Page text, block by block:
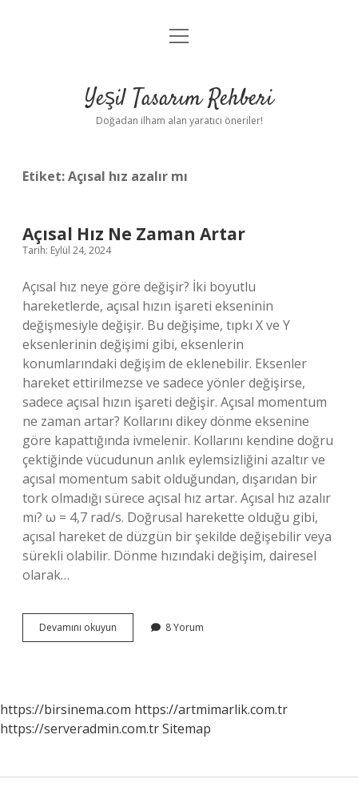
Anasayfa
Yasal Uyarı
menüyü
Yeşil Tasarım Rehberi
Doğadan ilham alan yaratıcı öneriler!
Etiket:Açısal hız azalır mı
Açısal Hız Ne Zaman Artar
Tarih: Eylül 24, 2024
Açısal hız neye göre değişir? İki boyutlu
hareketlerde, açısal hızın işareti ekseninin
değişmesiyle değişir. Bu değişime, tıpkı X ve Y
eksenlerinin değişimi gibi, eksenlerin
konumlarındaki değişim de eklenebilir. Eksenler
hareket ettirilmezse ve sadece yönler değişirse,
sadece açısal hızın işareti değişir. Açısal momentum
ne zaman artar? Kollarını dikey dönme eksenine
göre kapattığında ivmelenir. Kollarını kendine doğru
çektiğinde vücudunun anlık eylemsizliğini azaltır ve
açısal momentum sabit olduğundan, dışarıdan bir
tork olmadığı sürece açısal hız artar. Açısal hız azalır
mı? ω = 4,7 rad/s. Doğrusal harekette olduğu gibi,
açısal hareket de düzgün bir şekilde değişebilir veya
sürekli olabilir. Dönme hızındaki değişim, dairesel
olarak…
Devamını okuyun
Hız
8 Yorum
https://birsinema.com https://artmimarlik.com.tr
https://serveradmin.com.trSitemap